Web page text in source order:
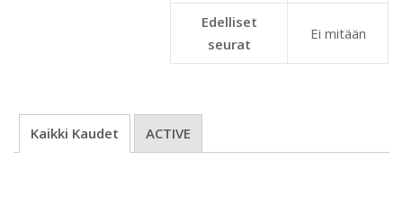
Edelliset
seurat
Ei mitään
Kaikki Kaudet ACTIVE